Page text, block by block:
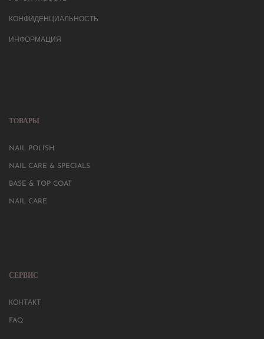
КОНФИДЕНЦИАЛЬНОСТЬ
ИНФОРМАЦИЯ
ТОВАРЫ
NAIL POLISH
NAIL CARE & SPECIALS
BASE & TOP COAT
NAIL CARE
СЕРВИС
КОНТАКТ
FAQ